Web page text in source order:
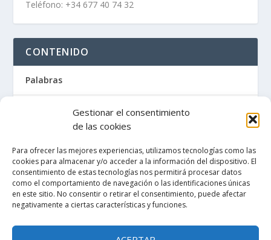
Gestionar el consentimiento
de las cookies
Para ofrecer las mejores experiencias, utilizamos tecnologías como las
cookies para almacenar y/o acceder a la información del dispositivo. El
consentimiento de estas tecnologías nos permitirá procesar datos
como el comportamiento de navegación o las identificaciones únicas
en este sitio. No consentir o retirar el consentimiento, puede afectar
negativamente a ciertas características y funciones.
Teléfono: +34 677 40 74 32
CONTENIDO
Palabras
Artículos / Recortes de prensa
La Maleta de Penón
Tienda de libros
Política de cookies (UE)